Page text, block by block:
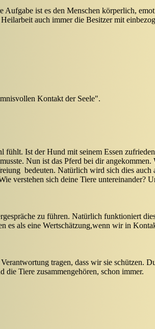
Aufgabe ist es den Menschen körperlich,
auch immer die Besitzer mit
Kontakt der Seele".
Ist der Hund mit seinem Essen
Nun ist das Pferd bei dir angekommen.
bedeuten. Natürlich wird sich dies auch
verstehen sich deine Tiere untereinander?
zu führen. Natürlich funktioniert
es als eine Wertschätzung,wenn wir in
tragen, dass wir sie schützen.
Tiere zusammengehören, schon immer.